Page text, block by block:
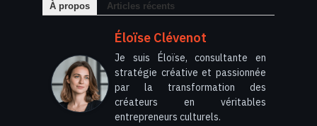
À propos Articles récents
Éloïse Clévenot
Je suis Éloïse, consultante en
stratégie créative et passionnée
par la transformation des
créateurs en véritables
entrepreneurs culturels.